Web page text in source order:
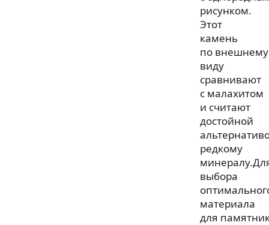
рисунком.
Этот
камень
по внешнему
виду
сравнивают
с малахитом
и считают
достойной
редкому
выбора
материала
для